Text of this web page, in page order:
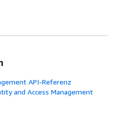
API-Referenz
and Access Management